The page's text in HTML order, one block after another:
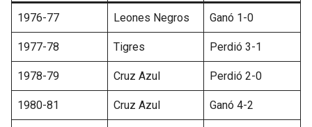
1976-77 Leones Negros Ganó 1-0
1977-78 Tigres Perdió 3-1
1978-79 Cruz Azul Perdió 2-0
1980-81 Cruz Azul Ganó 4-2